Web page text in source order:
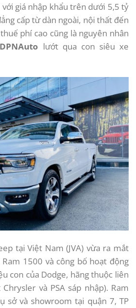
giá nhập khẩu trên dưới 5,5 tỷ
cấp từ dàn ngoài, nội thất đến
phí cao cũng là nguyên nhân
DPNAuto lướt qua con siêu xe
tại Việt Nam (JVA) vừa ra mắt
1500 và công bố hoạt động
con của Dodge, hãng thuộc liên
và PSA sáp nhập). Ram
sở và showroom tại quận 7, TP